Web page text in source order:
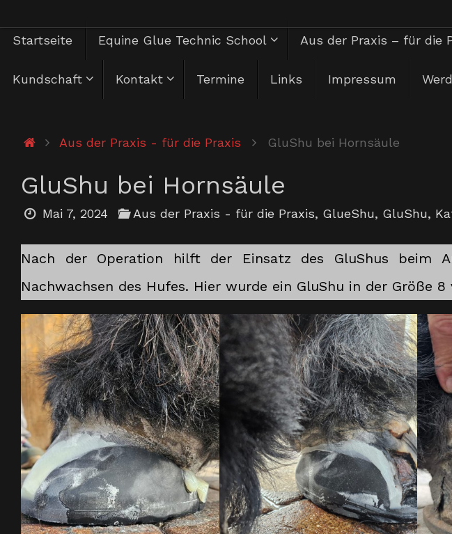
Zum
Zum
InhaltStartseite Equine Glue Technic School Aus der Praxis – für die
Kundschaft Kontakt Termine Links Impressum
StartAus der Praxis - für die Praxis GluShu bei Hornsäule
GluShu bei Hornsäule
Mai 7, 2024 Aus der Praxis - für die Praxis, GlueShu, GluShu,
Nach der Operation hilft der Einsatz des GluShus beim
Nachwachsen des Hufes. Hier wurde ein GluShu in der Größe 8